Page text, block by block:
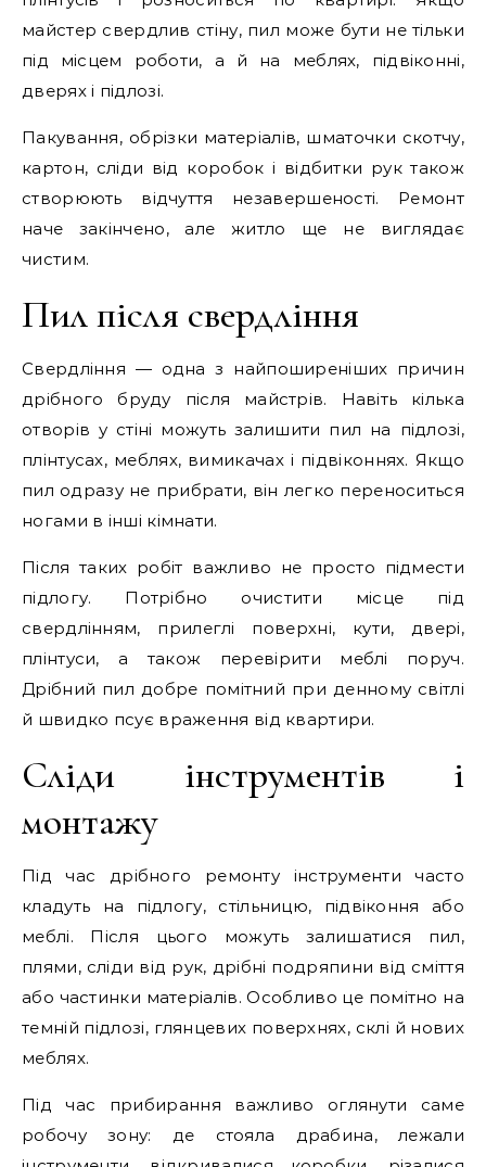
майстер свердлив стіну, пил може бути не тільки
під місцем роботи, а й на меблях, підвіконні,
дверях і підлозі.
Пакування, обрізки матеріалів, шматочки скотчу,
картон, сліди від коробок і відбитки рук також
створюють відчуття незавершеності. Ремонт
наче закінчено, але житло ще не виглядає
чистим.
Пил після свердління
Свердління — одна з найпоширеніших причин
дрібного бруду після майстрів. Навіть кілька
отворів у стіні можуть залишити пил на підлозі,
плінтусах, меблях, вимикачах і підвіконнях. Якщо
пил одразу не прибрати, він легко переноситься
ногами в інші кімнати.
Після таких робіт важливо не просто підмести
підлогу. Потрібно очистити місце під
свердлінням, прилеглі поверхні, кути, двері,
плінтуси, а також перевірити меблі поруч.
Дрібний пил добре помітний при денному світлі
й швидко псує враження від квартири.
Сліди інструментів і
монтажу
Під час дрібного ремонту інструменти часто
кладуть на підлогу, стільницю, підвіконня або
меблі. Після цього можуть залишатися пил,
плями, сліди від рук, дрібні подряпини від сміття
або частинки матеріалів. Особливо це помітно на
темній підлозі, глянцевих поверхнях, склі й нових
меблях.
Під час прибирання важливо оглянути саме
робочу зону: де стояла драбина, лежали